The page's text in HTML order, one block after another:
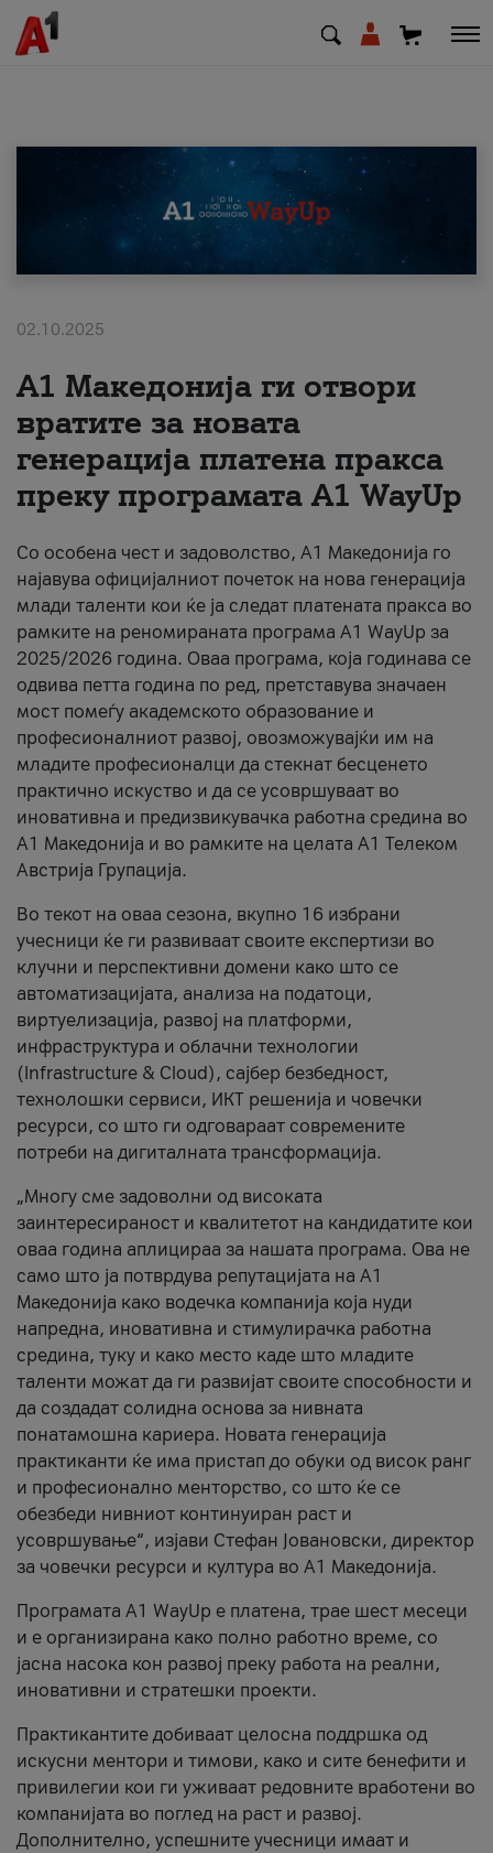
SQ
Поддршка
Надополни кредит
Плати сметка
#ПодобарОнлајн
02.10.2025
А1 Македонија ги отвори
вратите за новата
генерација платена пракса
преку програмата A1 WayUp
Со особена чест и задоволство, А1 Македонија го
најавува официјалниот почеток на нова генерација
млади таленти кои ќе ја следат платената пракса во
рамките на реномираната програма A1 WayUp за
2025/2026 година. Оваа програма, која годинава се
одвива петта година по ред, претставува значаен
мост помеѓу академското образование и
професионалниот развој, овозможувајќи им на
младите професионалци да стекнат бесценето
практично искуство и да се усовршуваат во
иновативна и предизвикувачка работна средина во
А1 Македонија и во рамките на целата А1 Телеком
Австрија Групација.
Во текот на оваа сезона, вкупно 16 избрани
учесници ќе ги развиваат своите експертизи во
клучни и перспективни домени како што се
автоматизацијата, анализа на податоци,
виртуелизација, развој на платформи,
инфраструктура и облачни технологии
(Infrastructure & Cloud), сајбер безбедност,
технолошки сервиси, ИКТ решенија и човечки
ресурси, со што ги одговараат современите
потреби на дигиталната трансформација.
„Многу сме задоволни од високата
заинтересираност и квалитетот на кандидатите кои
оваа година аплицираа за нашата програма. Ова не
само што ја потврдува репутацијата на А1
Македонија како водечка компанија која нуди
напредна, иновативна и стимулирачка работна
средина, туку и како место каде што младите
таленти можат да ги развијат своите способности и
да создадат солидна основа за нивната
понатамошна кариера. Новата генерација
практиканти ќе има пристап до обуки од висок ранг
и професионално менторство, со што ќе се
обезбеди нивниот континуиран раст и
усовршување“, изјави Стефан Јовановски, директор
за човечки ресурси и култура во А1 Македонија.
Програмата A1 WayUp е платена, трае шест месеци
и е организирана како полно работно време, со
јасна насока кон развој преку работа на реални,
иновативни и стратешки проекти.
Практикантите добиваат целосна поддршка од
искусни ментори и тимови, како и сите бенефити и
привилегии кои ги уживаат редовните вработени во
компанијата во поглед на раст и развој.
Дополнително, успешните учесници имаат и